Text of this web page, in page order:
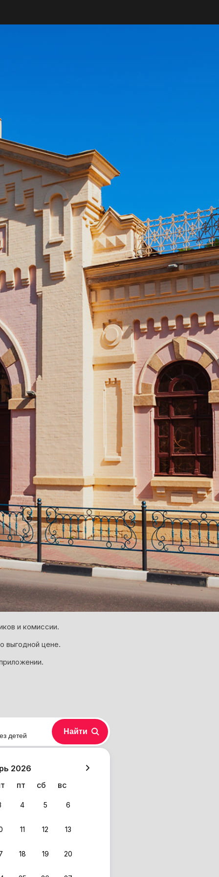
и комиссии.
выгодной цене.
2026
пт сб вс
4 5 6
11 12 13
18 19 20
детей Найти